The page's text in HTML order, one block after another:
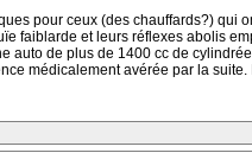
pour ceux (des chauffards?)
faiblarde et leurs réflexes abolis
auto de plus de 1400 cc de
médicalement avérée par la